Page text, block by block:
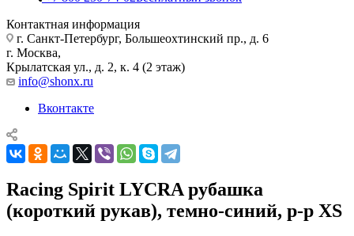
Контактная информация
г. Санкт-Петербург, Большеохтинский пр., д. 6
г. Москва,
Крылатская ул., д. 2, к. 4 (2 этаж)
info@shonx.ru
Вконтакте
Racing Spirit LYCRA рубашка
(короткий рукав), темно-синий, р-р XS